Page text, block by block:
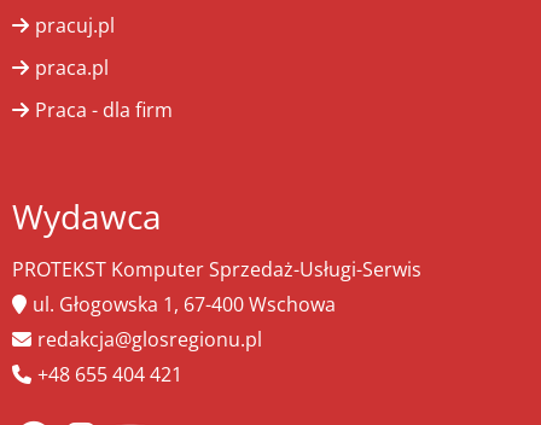
pracuj.pl
praca.pl
Praca - dla firm
Wydawca
PROTEKST Komputer Sprzedaż-Usługi-Serwis
ul. Głogowska 1, 67-400 Wschowa
redakcja@glosregionu.pl
+48 655 404 421